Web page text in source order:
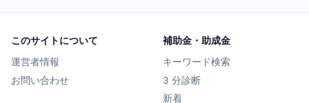
このサイトについて
運営者情報
お問い合わせ
補助金・助成金
キーワード検索
3 分診断
新着